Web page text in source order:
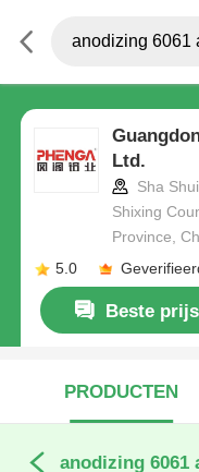
Ltd.
Sha
Shixing
Province,
5.0
Beste prijs
PRODUCTEN